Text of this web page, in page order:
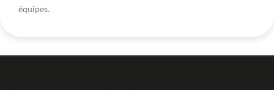
équipes.